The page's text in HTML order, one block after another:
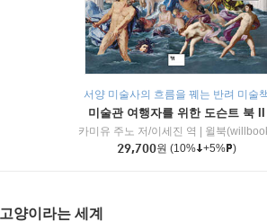
서양 미술사의 흐름을 꿰는 반려 미술
미술관 여행자를 위한 도슨트 북 II
카미유 주노 저/이세진 역
윌북
29,700원 (10% +5% )
고양이라는 세계